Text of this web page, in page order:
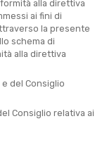
alla direttiva
ai fini di
la presente
schema di
alla direttiva
del Consiglio
Consiglio relativa ai